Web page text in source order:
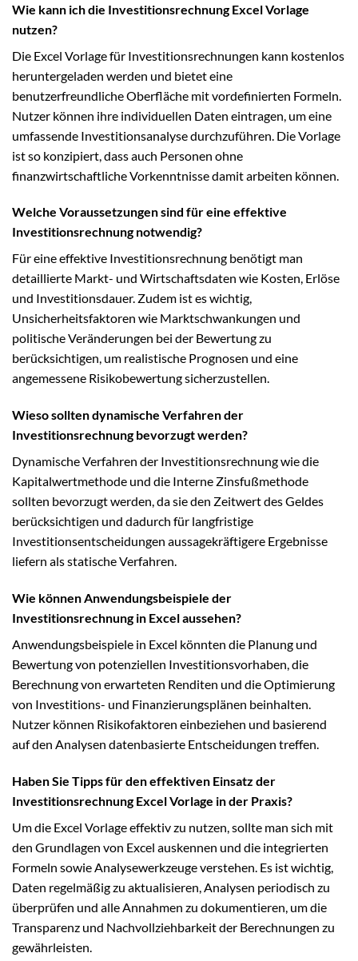
Wie kann ich die Investitionsrechnung Excel Vorlage
nutzen?
Die Excel Vorlage für Investitionsrechnungen kann kostenlos
heruntergeladen werden und bietet eine
benutzerfreundliche Oberfläche mit vordefinierten Formeln.
Nutzer können ihre individuellen Daten eintragen, um eine
umfassende Investitionsanalyse durchzuführen. Die Vorlage
ist so konzipiert, dass auch Personen ohne
finanzwirtschaftliche Vorkenntnisse damit arbeiten können.
Welche Voraussetzungen sind für eine effektive
Investitionsrechnung notwendig?
Für eine effektive Investitionsrechnung benötigt man
detaillierte Markt- und Wirtschaftsdaten wie Kosten, Erlöse
und Investitionsdauer. Zudem ist es wichtig,
Unsicherheitsfaktoren wie Marktschwankungen und
politische Veränderungen bei der Bewertung zu
berücksichtigen, um realistische Prognosen und eine
angemessene Risikobewertung sicherzustellen.
Wieso sollten dynamische Verfahren der
Investitionsrechnung bevorzugt werden?
Dynamische Verfahren der Investitionsrechnung wie die
Kapitalwertmethode und die Interne Zinsfußmethode
sollten bevorzugt werden, da sie den Zeitwert des Geldes
berücksichtigen und dadurch für langfristige
Investitionsentscheidungen aussagekräftigere Ergebnisse
liefern als statische Verfahren.
Wie können Anwendungsbeispiele der
Investitionsrechnung in Excel aussehen?
Anwendungsbeispiele in Excel könnten die Planung und
Bewertung von potenziellen Investitionsvorhaben, die
Berechnung von erwarteten Renditen und die Optimierung
von Investitions- und Finanzierungsplänen beinhalten.
Nutzer können Risikofaktoren einbeziehen und basierend
auf den Analysen datenbasierte Entscheidungen treffen.
Haben Sie Tipps für den effektiven Einsatz der
Investitionsrechnung Excel Vorlage in der Praxis?
Um die Excel Vorlage effektiv zu nutzen, sollte man sich mit
den Grundlagen von Excel auskennen und die integrierten
Formeln sowie Analysewerkzeuge verstehen. Es ist wichtig,
Daten regelmäßig zu aktualisieren, Analysen periodisch zu
überprüfen und alle Annahmen zu dokumentieren, um die
Transparenz und Nachvollziehbarkeit der Berechnungen zu
gewährleisten.